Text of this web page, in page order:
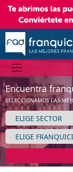
Encuentra
SELECCIONAMOS LAS